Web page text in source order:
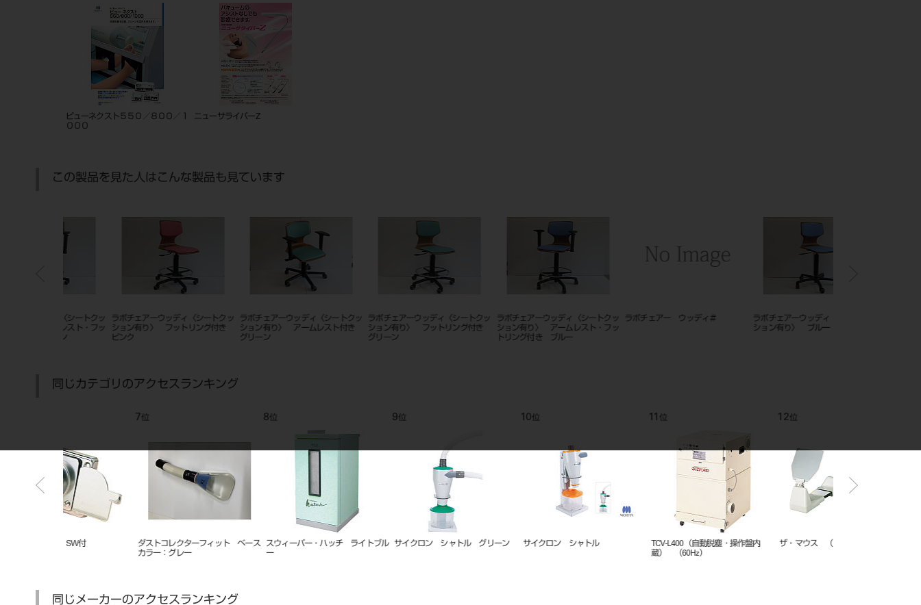
ビューネクスト５５０／８００／１
０００
ニューサライバーZ
この製品を見た人はこんな製品も見ています
ラボチェアーウッディ〈シートクッ
ション有り〉 フットリング付き
ピンク
ラボチェアーウッディ〈シートクッ
ション有り〉 アームレスト付き
ラボチェアーウッディ〈シートクッ
ション有り〉 フットリング付き
ラボチェアーウッディ〈シートクッ
ション有り〉 アームレスト・フッ
トリング付き ブルー
ラボチェアー ウッディ＃
ラボチェアーウッディ〈シートクッ
ション有り〉 ブルー
同じカテゴリのアクセスランキング
ダストコレクターフィット ベース
スウィーパー・ハッチ ライトブル
サイクロン シャトル グリーン サイクロン シャトル
TCV-L400（自動脱塵・操作盤内
ザ・マウス （技工用マウス）
同じメーカーのアクセスランキング